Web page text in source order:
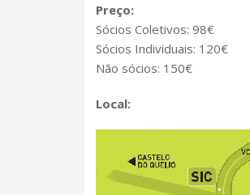
Preço:
Sócios Coletivos: 98€
Sócios Individuais: 120€
Não sócios: 150€
Local: